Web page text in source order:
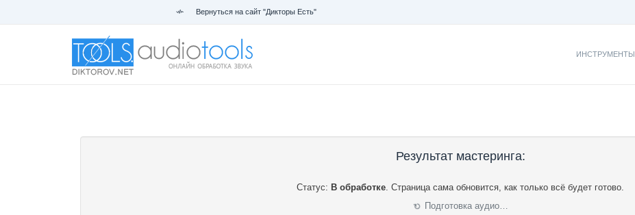
Вернуться на сайт "Дикторы Есть"
ИНСТРУМЕНТЫ
Результат мастеринга:
Статус: В обработке. Страница сама обновится, как только всё будет готово.
⟳ Подготовка аудио…